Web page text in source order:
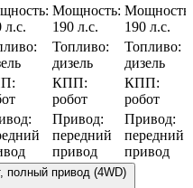
л.с.
Мощность:
190 л.с.
Мощность:
190 л.с.
Топливо:
дизель
Топливо:
дизель
КПП:
робот
КПП:
робот
Привод:
передний
привод
Привод:
передний
привод
полный привод (4WD)